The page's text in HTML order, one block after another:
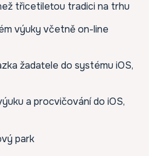
třicetiletou tradici na trhu
výuky včetně on-line
žadatele do systému iOS,
a procvičování do iOS,
park